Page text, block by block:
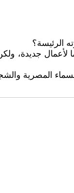
الرئيسة؟
لأعمال جديدة،
المصرية